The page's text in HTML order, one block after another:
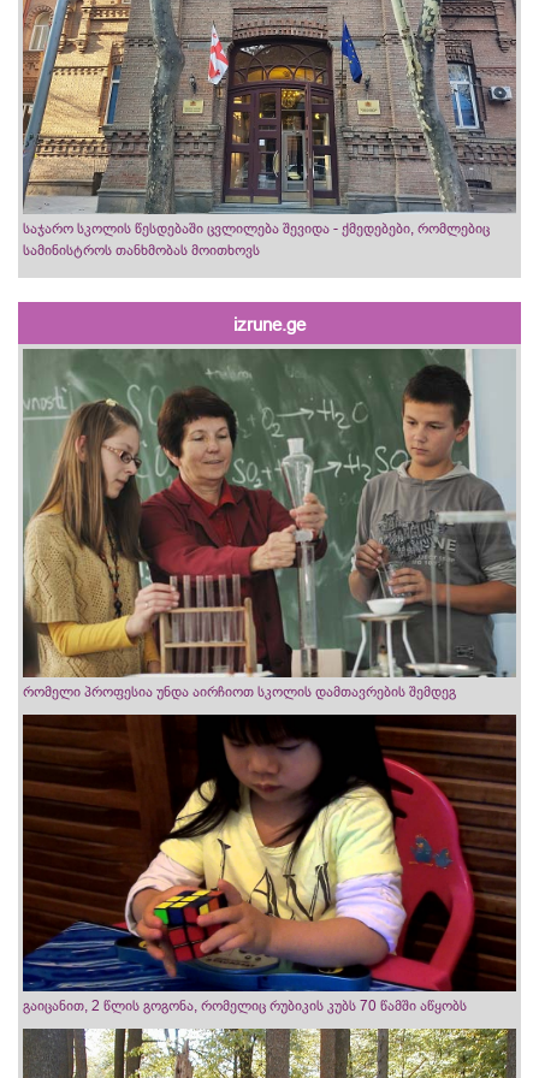
საჯარო სკოლის წესდებაში ცვლილება შევიდა - ქმედებები, რომლებიც
სამინისტროს თანხმობას მოითხოვს
izrune.ge
რომელი პროფესია უნდა აირჩიოთ სკოლის დამთავრების შემდეგ
გაიცანით, 2 წლის გოგონა, რომელიც რუბიკის კუბს 70 წამში აწყობს